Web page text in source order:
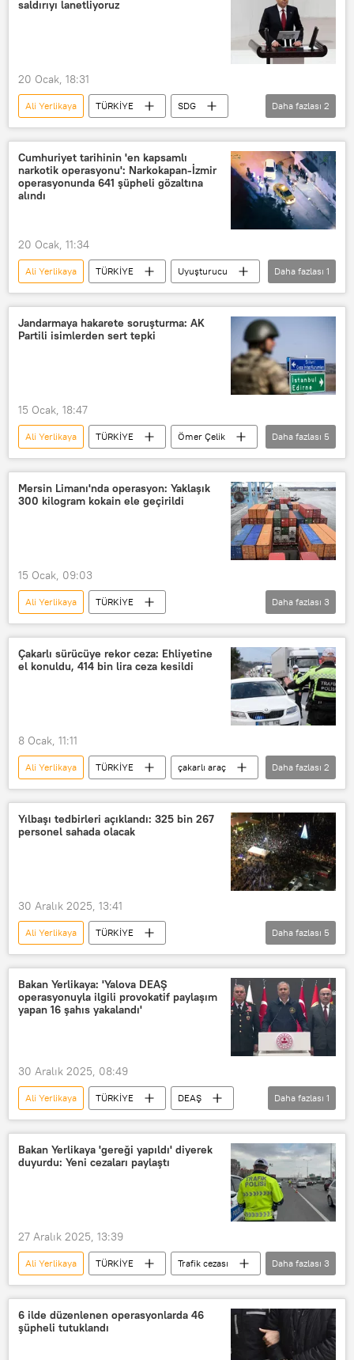
saldırıyı lanetliyoruz
20 Ocak, 18:31
Ali Yerlikaya TÜRKİYE
SDG
Bayrak
ulusal bayrak
Daha fazlası 2
Cumhuriyet tarihinin 'en kapsamlı
narkotik operasyonu': Narkokapan-İzmir
operasyonunda 641 şüpheli gözaltına
alındı
20 Ocak, 11:34
Ali Yerlikaya TÜRKİYE
Uyuşturucu
İzmir
Daha fazlası 1
Jandarmaya hakarete soruşturma: AK
Partili isimlerden sert tepki
15 Ocak, 18:47
Ali Yerlikaya TÜRKİYE
Ömer Çelik
Hakaret
Hakaret davası
kamu görevlisine karşı görevinden dolayı hakaret
Jandarma
Daha fazlası 5
Mersin Limanı'nda operasyon: Yaklaşık
300 kilogram kokain ele geçirildi
15 Ocak, 09:03
Ali Yerlikaya
TÜRKİYE
Mersin Limanı
Mersin Uluslararası Limanı
Mersin Emniyet Müdürlüğü
Daha fazlası 3
Çakarlı sürücüye rekor ceza: Ehliyetine
el konuldu, 414 bin lira ceza kesildi
8 Ocak, 11:11
Ali Yerlikaya TÜRKİYE
çakarlı araç
Ceza
Trafik cezası
Daha fazlası 2
Yılbaşı tedbirleri açıklandı: 325 bin 267
personel sahada olacak
30 Aralık 2025, 13:41
Ali Yerlikaya
TÜRKİYE
Sahil Güvenlik Komutanlığı
Jandarma
Asayiş
Polis Yılbaşı
Daha fazlası 5
Bakan Yerlikaya: 'Yalova DEAŞ
operasyonuyla ilgili provokatif paylaşım
yapan 16 şahıs yakalandı'
30 Aralık 2025, 08:49
Ali Yerlikaya TÜRKİYE
DEAŞ
Yalova
Daha fazlası 1
Bakan Yerlikaya 'gereği yapıldı' diyerek
duyurdu: Yeni cezaları paylaştı
27 Aralık 2025, 13:39
Ali Yerlikaya TÜRKİYE
Trafik cezası
Trafik para cezası
trafik cezaları
Trafik
Daha fazlası 3
6 ilde düzenlenen operasyonlarda 46
şüpheli tutuklandı